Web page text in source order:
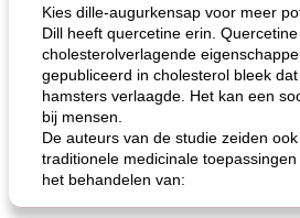
Kies dille-augurkensap voor meer
Dill heeft quercetine erin.
cholesterolverlagende
gepubliceerd in cholesterol bleek
hamsters verlaagde. Het kan een
bij mensen.
De auteurs van de studie zeiden
traditionele medicinale
het behandelen van: